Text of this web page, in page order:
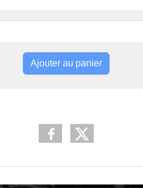
Ajouter au panier